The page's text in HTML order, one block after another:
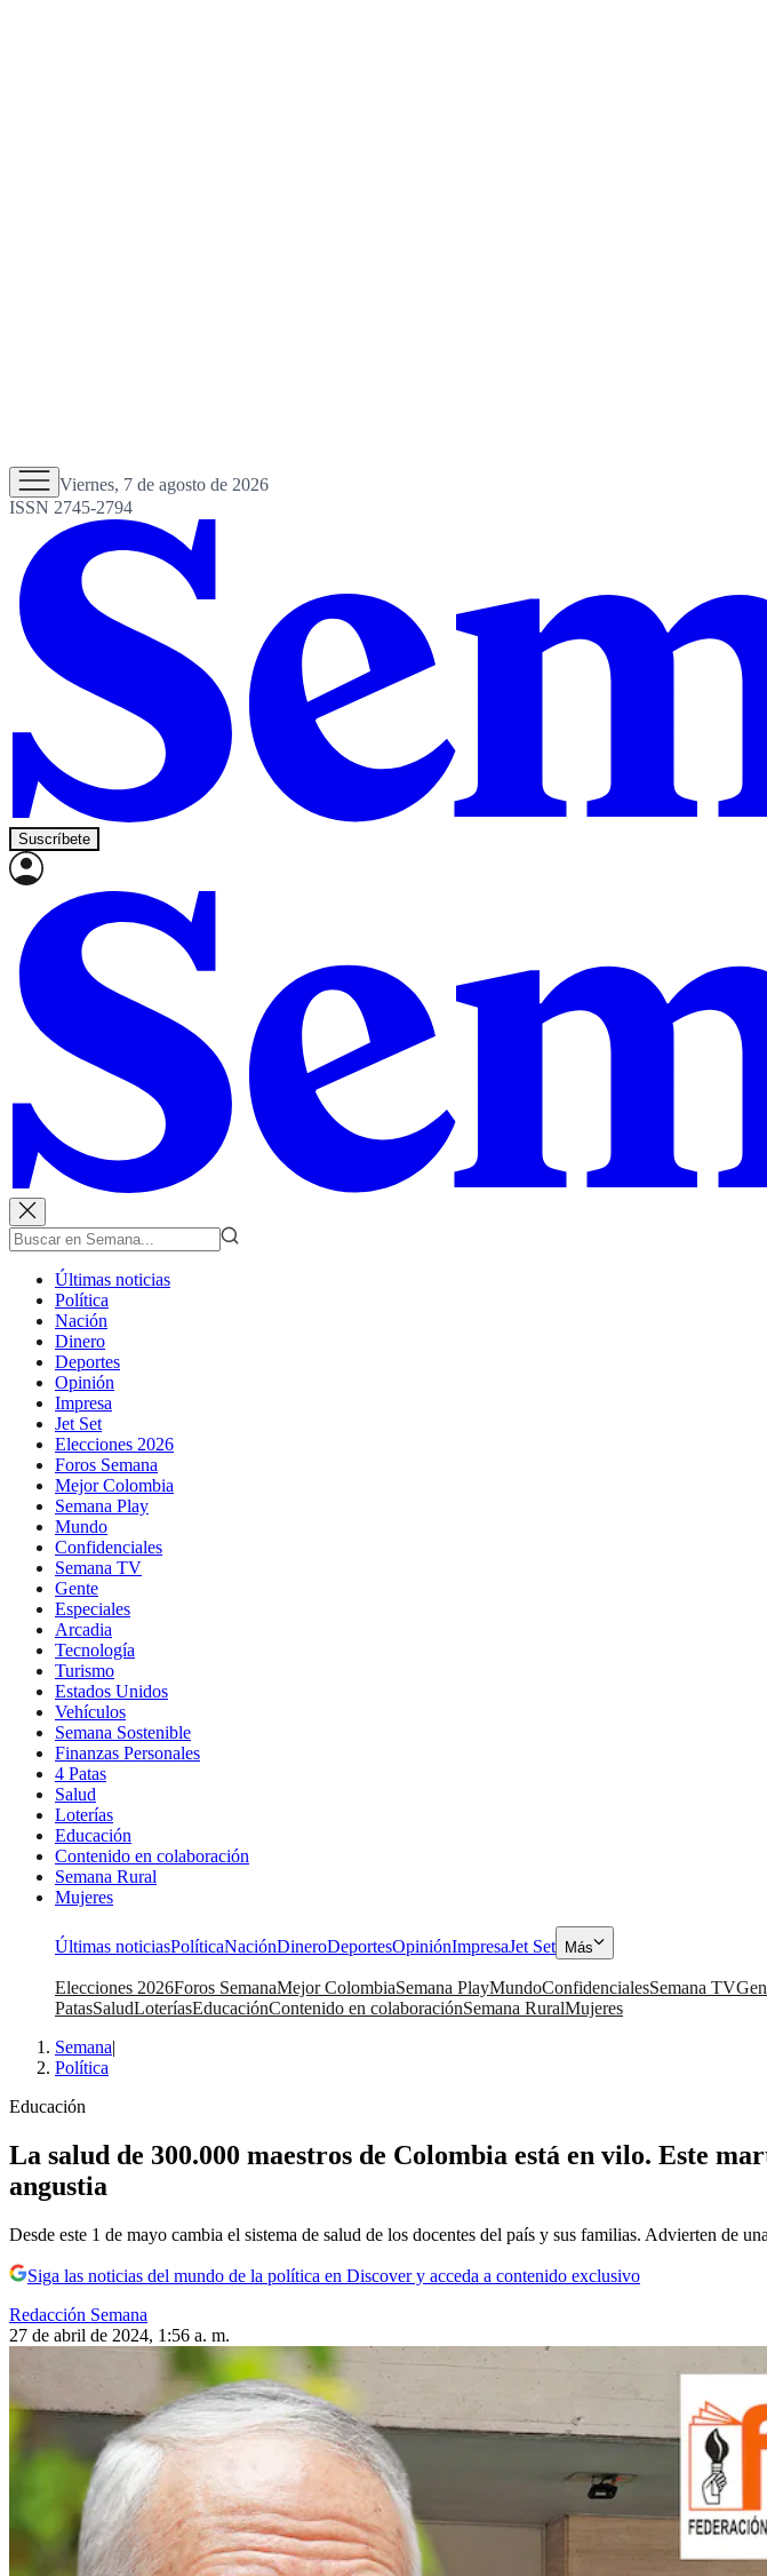
Viernes, 7 de agosto de 2026
ISSN 2745-2794
Suscríbete
Últimas noticias
Política
Nación
Dinero
Deportes
Opinión
Impresa
Jet Set
Elecciones 2026
Foros Semana
Mejor Colombia
Semana Play
Mundo
Confidenciales
Semana TV
Gente
Especiales
Arcadia
Tecnología
Turismo
Estados Unidos
Vehículos
Semana Sostenible
Finanzas Personales
4 Patas
Salud
Loterías
Educación
Contenido en colaboración
Semana Rural
Mujeres
Últimas noticiasPolíticaNaciónDineroDeportesOpiniónImpresaJet Set Más
Elecciones 2026Foros SemanaMejor ColombiaSemana PlayMundoConfidencialesSemana TV
PatasSaludLoteríasEducaciónContenido en colaboraciónSemana RuralMujeres
Semana|
Política
Educación
La salud de 300.000 maestros de Colombia está en vilo. Este
angustia
Desde este 1 de mayo cambia el sistema de salud de los docentes del país y sus familias. Advierten de
Siga las noticias del mundo de la política en Discover y acceda a contenido exclusivo
Redacción Semana
27 de abril de 2024, 1:56 a. m.